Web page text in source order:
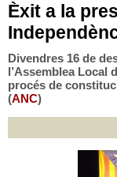
Èxit a la
Divendres 16 de
l’Assemblea Local
procés de
(ANC)